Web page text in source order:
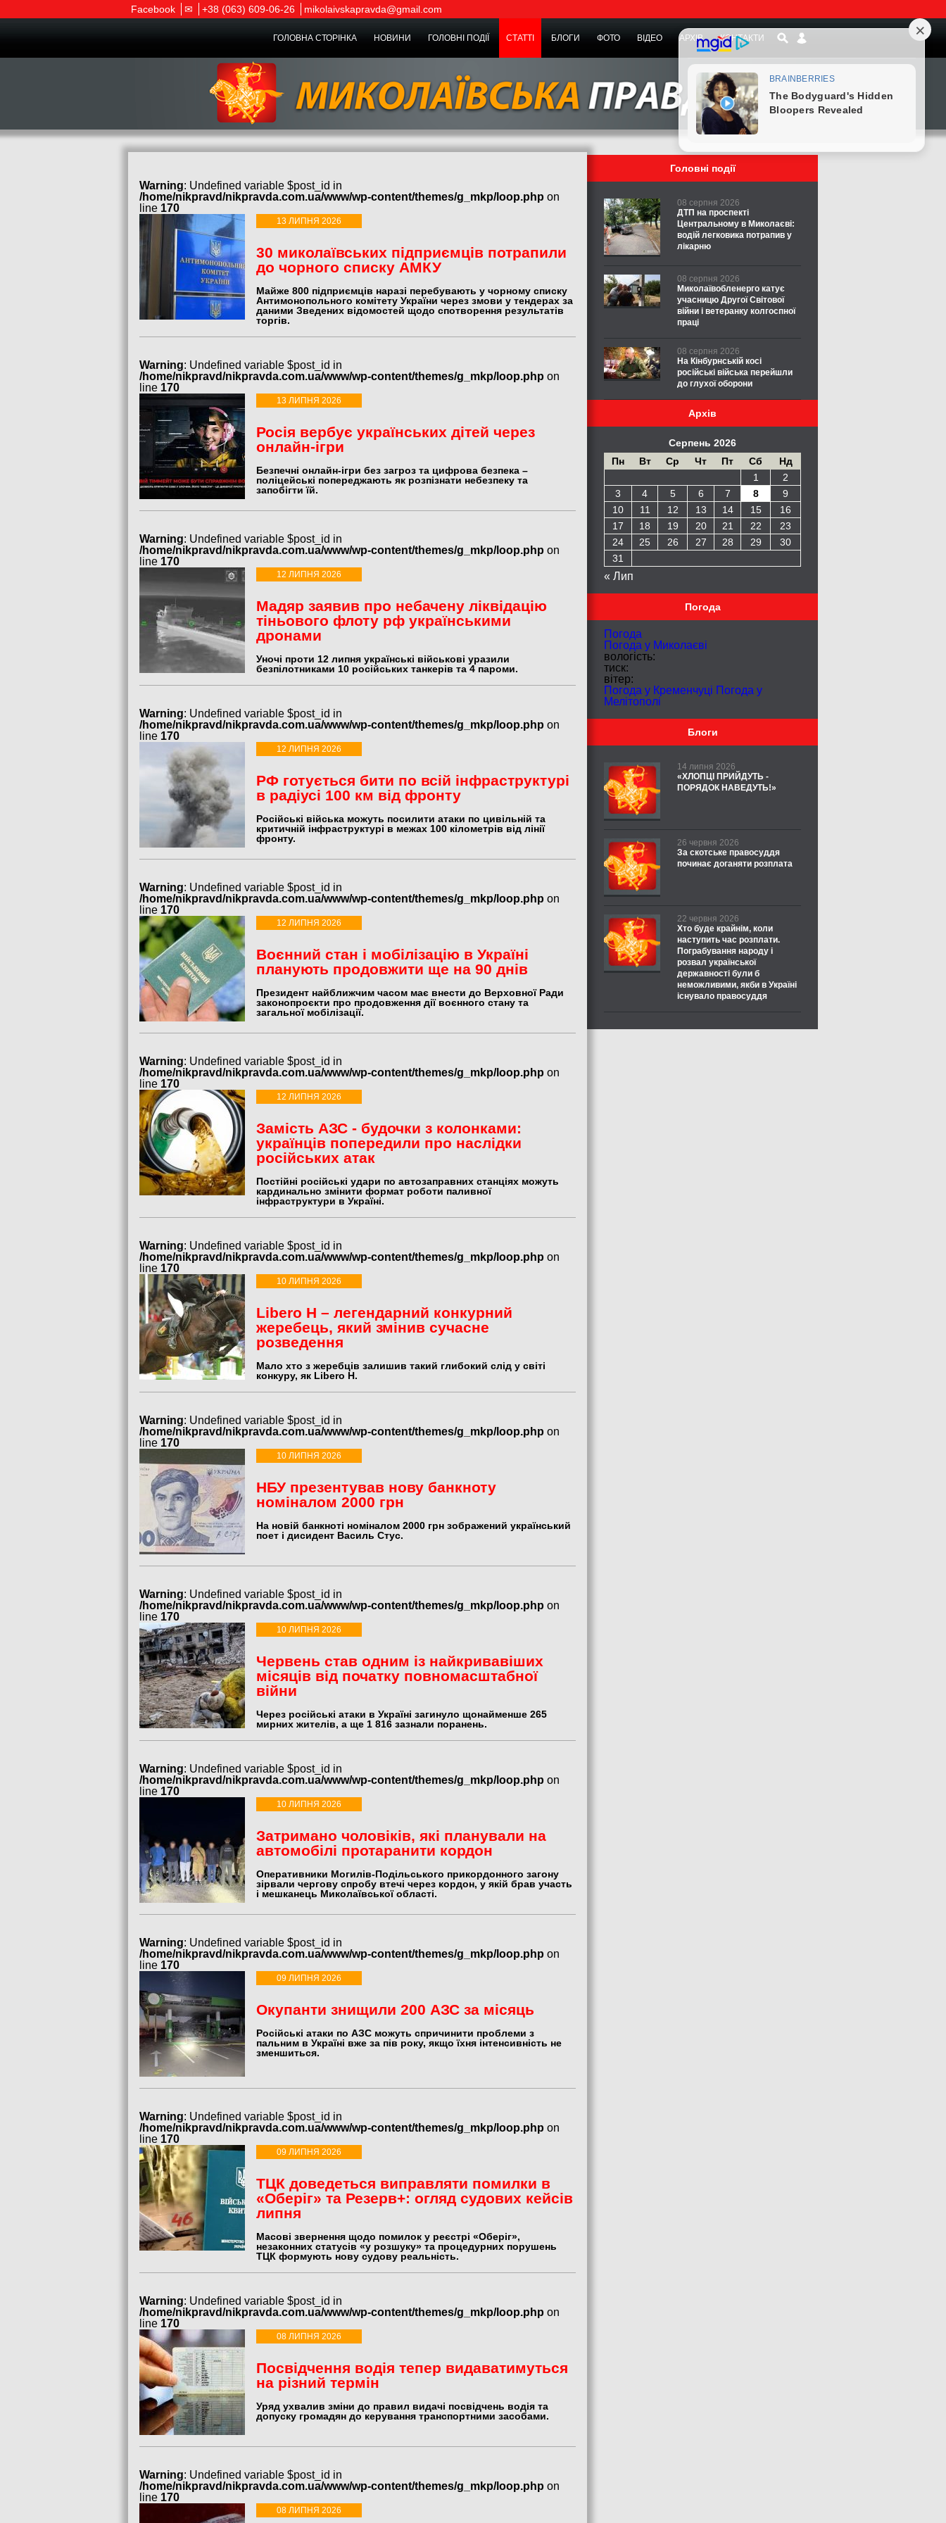
Facebook ✉ +38 (063) 609-06-26 mikolaivskapravda@gmail.com
ГОЛОВНА СТОРІНКА НОВИНИ ГОЛОВНІ ПОДІЇ СТАТТІ БЛОГИ ФОТО ВІДЕО АРХІВ КОНТАКТИ
Warning: Undefined variable $post_id in
/home/nikpravd/nikpravda.com.ua/www/wp-content/themes/g_mkp/loop.php on
line 170
13 ЛИПНЯ 2026
30 миколаївських підприємців потрапили
до чорного списку АМКУ
Майже 800 підприємців наразі перебувають у чорному списку
Антимонопольного комітету України через змови у тендерах за
даними Зведених відомостей щодо спотворення результатів
торгів.
Warning: Undefined variable $post_id in
/home/nikpravd/nikpravda.com.ua/www/wp-content/themes/g_mkp/loop.php on
line 170
13 ЛИПНЯ 2026
Росія вербує українських дітей через
онлайн-ігри
Безпечні онлайн-ігри без загроз та цифрова безпека –
поліцейські попереджають як розпізнати небезпеку та
запобігти їй.
Warning: Undefined variable $post_id in
/home/nikpravd/nikpravda.com.ua/www/wp-content/themes/g_mkp/loop.php on
line 170
12 ЛИПНЯ 2026
Мадяр заявив про небачену ліквідацію
тіньового флоту рф українськими
дронами
Уночі проти 12 липня українські військові уразили
безпілотниками 10 російських танкерів та 4 пароми.
Warning: Undefined variable $post_id in
/home/nikpravd/nikpravda.com.ua/www/wp-content/themes/g_mkp/loop.php on
line 170
12 ЛИПНЯ 2026
РФ готується бити по всій інфраструктурі
в радіусі 100 км від фронту
Російські війська можуть посилити атаки по цивільній та
критичній інфраструктурі в межах 100 кілометрів від лінії
фронту.
Warning: Undefined variable $post_id in
/home/nikpravd/nikpravda.com.ua/www/wp-content/themes/g_mkp/loop.php on
line 170
12 ЛИПНЯ 2026
Воєнний стан і мобілізацію в Україні
планують продовжити ще на 90 днів
Президент найближчим часом має внести до Верховної Ради
законопроєкти про продовження дії воєнного стану та
загальної мобілізації.
Warning: Undefined variable $post_id in
/home/nikpravd/nikpravda.com.ua/www/wp-content/themes/g_mkp/loop.php on
line 170
12 ЛИПНЯ 2026
Замість АЗС - будочки з колонками:
українців попередили про наслідки
російських атак
Постійні російські удари по автозаправних станціях можуть
кардинально змінити формат роботи паливної
інфраструктури в Україні.
Warning: Undefined variable $post_id in
/home/nikpravd/nikpravda.com.ua/www/wp-content/themes/g_mkp/loop.php on
line 170
10 ЛИПНЯ 2026
Libero H – легендарний конкурний
жеребець, який змінив сучасне
розведення
Мало хто з жеребців залишив такий глибокий слід у світі
конкуру, як Libero H.
Warning: Undefined variable $post_id in
/home/nikpravd/nikpravda.com.ua/www/wp-content/themes/g_mkp/loop.php on
line 170
10 ЛИПНЯ 2026
НБУ презентував нову банкноту
номіналом 2000 грн
На новій банкноті номіналом 2000 грн зображений український
поет і дисидент Василь Стус.
Warning: Undefined variable $post_id in
/home/nikpravd/nikpravda.com.ua/www/wp-content/themes/g_mkp/loop.php on
line 170
10 ЛИПНЯ 2026
Червень став одним із найкривавіших
місяців від початку повномасштабної
війни
Через російські атаки в Україні загинуло щонайменше 265
мирних жителів, а ще 1 816 зазнали поранень.
Warning: Undefined variable $post_id in
/home/nikpravd/nikpravda.com.ua/www/wp-content/themes/g_mkp/loop.php on
line 170
10 ЛИПНЯ 2026
Затримано чоловіків, які планували на
автомобілі протаранити кордон
Оперативники Могилів-Подільського прикордонного загону
зірвали чергову спробу втечі через кордон, у якій брав участь
і мешканець Миколаївської області.
Warning: Undefined variable $post_id in
/home/nikpravd/nikpravda.com.ua/www/wp-content/themes/g_mkp/loop.php on
line 170
09 ЛИПНЯ 2026
Окупанти знищили 200 АЗС за місяць
Російські атаки по АЗС можуть спричинити проблеми з
пальним в Україні вже за пів року, якщо їхня інтенсивність не
зменшиться.
Warning: Undefined variable $post_id in
/home/nikpravd/nikpravda.com.ua/www/wp-content/themes/g_mkp/loop.php on
line 170
09 ЛИПНЯ 2026
ТЦК доведеться виправляти помилки в
«Оберіг» та Резерв+: огляд судових кейсів
липня
Масові звернення щодо помилок у реєстрі «Оберіг»,
незаконних статусів «у розшуку» та процедурних порушень
ТЦК формують нову судову реальність.
Warning: Undefined variable $post_id in
/home/nikpravd/nikpravda.com.ua/www/wp-content/themes/g_mkp/loop.php on
line 170
08 ЛИПНЯ 2026
Посвідчення водія тепер видаватимуться
на різний термін
Уряд ухвалив зміни до правил видачі посвідчень водія та
допуску громадян до керування транспортними засобами.
Warning: Undefined variable $post_id in
/home/nikpravd/nikpravda.com.ua/www/wp-content/themes/g_mkp/loop.php on
line 170
08 ЛИПНЯ 2026
Головні події
08 серпня 2026
ДТП на проспекті
Центральному в Миколаєві:
водій легковика потрапив у
лікарню
08 серпня 2026
Миколаївобленерго катує
учасницю Другої Світової
війни і ветеранку колгоспної
праці
08 серпня 2026
На Кінбурнській косі
російські війська перейшли
до глухої оборони
Архів
Серпень 2026
Пн
Вт Ср Чт Пт Сб
Нд
1
2
3
4 5 6 7 8
9
10
11 12 13 14 15
16
17
18 19 20 21 22
23
24
25 26 27 28 29
30
31
« Лип
Погода
Погода
Погода у Миколаєві
вологість:
тиск:
вітер:
Погода у Кременчуці Погода у
Мелітополі
Блоги
14 липня 2026
«ХЛОПЦІ ПРИЙДУТЬ -
ПОРЯДОК НАВЕДУТЬ!»
26 червня 2026
За скотське правосуддя
починає доганяти розплата
22 червня 2026
Хто буде крайнім, коли
наступить час розплати.
Пограбування народу і
розвал української
державності були б
неможливими, якби в Україні
існувало правосуддя